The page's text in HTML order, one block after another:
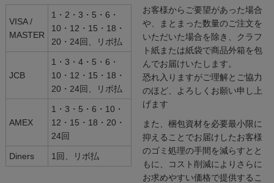
VISA /
MASTER
1・2・3・5・6・
10・12・15・18・
20・24回、リボ払
JCB
1・3・4・5・6・
10・12・15・18・
20・24回、リボ払
AMEX
1・3・5・6・10・
12・15・18・20・
24回
Diners 1回、リボ払
お客様からご要望があった場合
や、まとまった数量のご注文を
いただいた場合を除き、クラフ
ト紙または紙袋で商品外箱を包
んでお届けいたします。
恐れ入りますがご理解とご協力
のほど、よろしくお願い申し上
げます
また、梱包資材を必要最小限に
抑えることでお届けしたお客様
のゴミ処理の手間を減らすとと
もに、コスト削減によりさらに
お求めやすい価格で提供するこ